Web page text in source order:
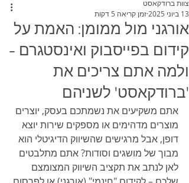
אורגני מול ממומן: האמת על
קידום בפייסבוק ואינסטגרם –
ולמה אתם צריכים את
'ברודקאסט' לשניהם
צוות ברודקאסט
13 ביוני 2025
זמן קריאה 5 דקות
אתם משקיעים את נשמתכם בעסק, יוצרים
מוצרים מדהימים או מספקים שירות יוצא
דופן, אבל מרגישים שהשיווק הדיגיטלי הוא
מבוך של מושגים וסודות? אתם מתלבטים
לאן לנתב את תקציב השיווק המצומצם